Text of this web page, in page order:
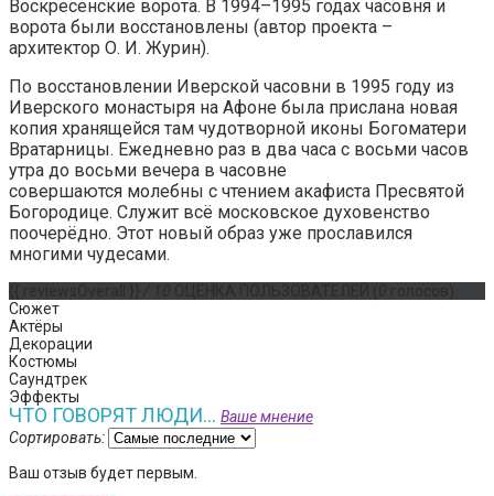
Воскресенские ворота. В 1994–1995 годах часовня и
ворота были восстановлены (автор проекта –
архитектор О. И. Журин).
По восстановлении Иверской часовни в 1995 году из
Иверского монастыря на Афоне была прислана новая
копия хранящейся там чудотворной иконы Богоматери
Вратарницы. Ежедневно раз в два часа с восьми часов
утра до восьми вечера в часовне
совершаются молебны с чтением акафиста Пресвятой
Богородице. Служит всё московское духовенство
поочерёдно. Этот новый образ уже прославился
многими чудесами.
Сюжет
Актёры
Декорации
Костюмы
Саундтрек
Эффекты
ЧТО ГОВОРЯТ ЛЮДИ... Ваше мнение
Сортировать:
Ваш отзыв будет первым.